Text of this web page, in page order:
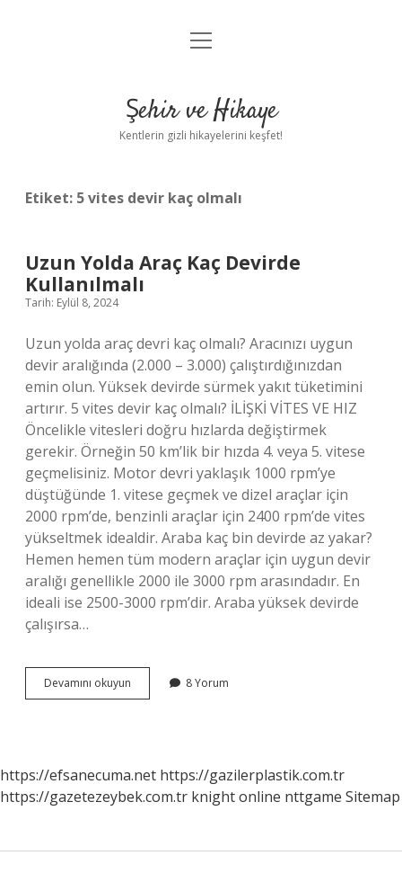
Anasayfa
Yasal Uyarı
menüyü
Şehir ve Hikaye
Kentlerin gizli hikayelerini keşfet!
Etiket: 5 vites devir kaç olmalı
Uzun Yolda Araç Kaç Devirde
Kullanılmalı
Tarih: Eylül 8, 2024
Uzun yolda araç devri kaç olmalı? Aracınızı uygun
devir aralığında (2.000 – 3.000) çalıştırdığınızdan
emin olun. Yüksek devirde sürmek yakıt tüketimini
artırır. 5 vites devir kaç olmalı? İLİŞKİ VİTES VE HIZ
Öncelikle vitesleri doğru hızlarda değiştirmek
gerekir. Örneğin 50 km’lik bir hızda 4. veya 5. vitese
geçmelisiniz. Motor devri yaklaşık 1000 rpm’ye
düştüğünde 1. vitese geçmek ve dizel araçlar için
2000 rpm’de, benzinli araçlar için 2400 rpm’de vites
yükseltmek idealdir. Araba kaç bin devirde az yakar?
Hemen hemen tüm modern araçlar için uygun devir
aralığı genellikle 2000 ile 3000 rpm arasındadır. En
ideali ise 2500-3000 rpm’dir. Araba yüksek devirde
çalışırsa…
Devamını okuyun
Yolda
8 Yorum
https://efsanecuma.net https://gazilerplastik.com.tr
https://gazetezeybek.com.tr knight online nttgame Sitemap